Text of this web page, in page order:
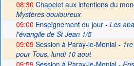
08:30 Chapelet aux intentions du
Mystères douloureux
09:00 Enseignement du jour- Les
l'évangile de St Jean 1/5
09:09 Session à Paray-le-Monial -
pour Tous, lundi 10 aout
09:59Session à Paray-le-Monial-